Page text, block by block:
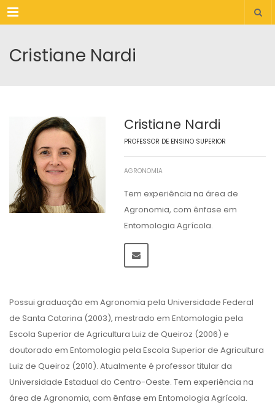
Menu
Cristiane Nardi
Cristiane Nardi
PROFESSOR DE ENSINO SUPERIOR
AGRONOMIA
Tem experiência na área de
Agronomia, com ênfase em
Entomologia Agrícola.
Possui graduação em Agronomia pela Universidade Federal
de Santa Catarina (2003), mestrado em Entomologia pela
Escola Superior de Agricultura Luiz de Queiroz (2006) e
doutorado em Entomologia pela Escola Superior de Agricultura
Luiz de Queiroz (2010). Atualmente é professor titular da
Universidade Estadual do Centro-Oeste. Tem experiência na
área de Agronomia, com ênfase em Entomologia Agrícola.